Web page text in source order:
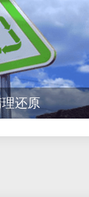
理还原